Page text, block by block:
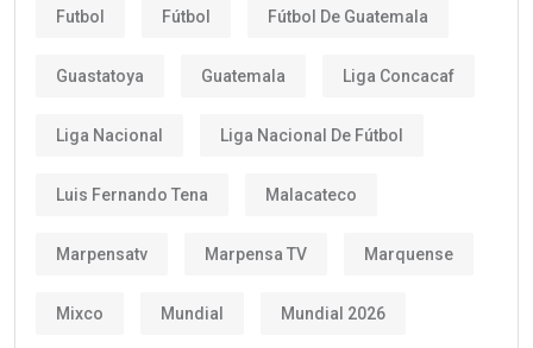
Futbol Fútbol Fútbol De Guatemala
Guastatoya Guatemala Liga Concacaf
Liga Nacional Liga Nacional De Fútbol
Luis Fernando Tena Malacateco
Marpensatv Marpensa TV Marquense
Mixco Mundial Mundial 2026